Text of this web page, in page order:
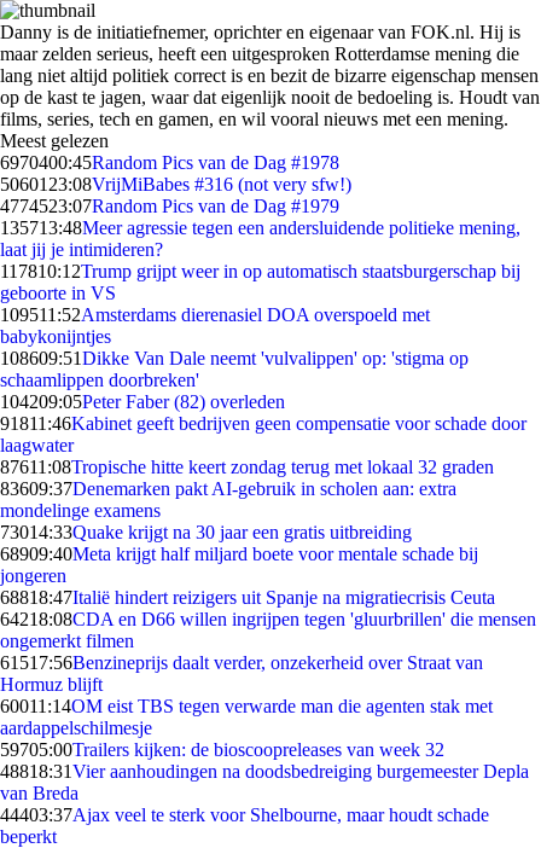
Danny is de initiatiefnemer, oprichter en eigenaar van FOK.nl. Hij is
maar zelden serieus, heeft een uitgesproken Rotterdamse mening die
lang niet altijd politiek correct is en bezit de bizarre eigenschap mensen
op de kast te jagen, waar dat eigenlijk nooit de bedoeling is. Houdt van
films, series, tech en gamen, en wil vooral nieuws met een mening.
Meest gelezen
6970400:45Random Pics van de Dag #1978
50601 23:08VrijMiBabes #316 (not very sfw!)
4774523:07Random Pics van de Dag #1979
135713:48Meer agressie tegen een andersluidende politieke mening,
laat jij je intimideren?
117810:12Trump grijpt weer in op automatisch staatsburgerschap bij
geboorte in VS
109511:52Amsterdams dierenasiel DOA overspoeld met
babykonijntjes
108609:51Dikke Van Dale neemt 'vulvalippen' op: 'stigma op
schaamlippen doorbreken'
104209:05Peter Faber (82) overleden
91811:46Kabinet geeft bedrijven geen compensatie voor schade door
laagwater
87611:08Tropische hitte keert zondag terug met lokaal 32 graden
83609:37Denemarken pakt AI-gebruik in scholen aan: extra
mondelinge examens
73014:33Quake krijgt na 30 jaar een gratis uitbreiding
68909:40Meta krijgt half miljard boete voor mentale schade bij
jongeren
68818:47Italië hindert reizigers uit Spanje na migratiecrisis Ceuta
64218:08CDA en D66 willen ingrijpen tegen 'gluurbrillen' die mensen
ongemerkt filmen
61517:56Benzineprijs daalt verder, onzekerheid over Straat van
Hormuz blijft
60011:14OM eist TBS tegen verwarde man die agenten stak met
aardappelschilmesje
59705:00Trailers kijken: de bioscoopreleases van week 32
48818:31Vier aanhoudingen na doodsbedreiging burgemeester Depla
van Breda
44403:37Ajax veel te sterk voor Shelbourne, maar houdt schade
beperkt